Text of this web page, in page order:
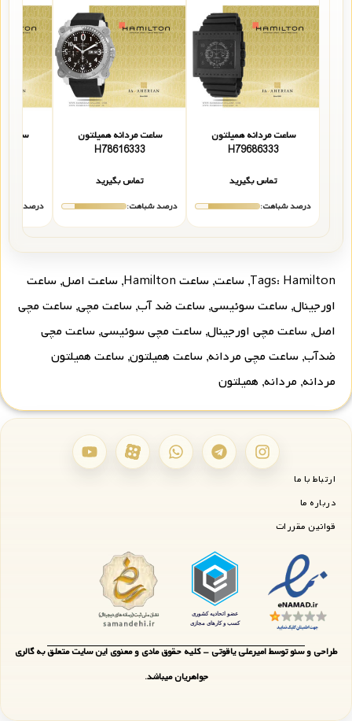
ساعت مردانه همیلتون
H79686333
تماس بگیرید
درصد شباهت:
ساعت مردانه همیلتون
H78616333
تماس بگیرید
درصد شباهت:
ساعت
درصد
Tags: Hamilton
, ساعت, ساعت Hamilton , ساعت اصل, ساعت
اورجینال, ساعت سوئیسی, ساعت ضد آب, ساعت مچی, ساعت مچی
اصل, ساعت مچی اورجینال, ساعت مچی سوئیسی, ساعت مچی
ضدآب, ساعت مچی مردانه, ساعت همیلتون, ساعت همیلتون
مردانه, مردانه, همیلتون
ارتباط با ما
درباره ما
قوانین مقررات
طراحی و سئو توسط امیرعلی یاقوتی - کلیه حقوق مادی و معنوی این سایت متعلق به گالری
جواهریان میباشد.